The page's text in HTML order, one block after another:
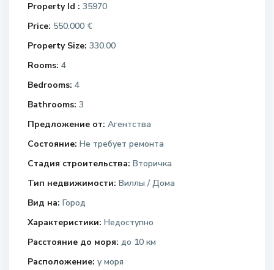
Property Id : 35970
Price: 550.000 €
Property Size: 330.00
Rooms: 4
Bedrooms: 4
Bathrooms: 3
Предложение от: Агентства
Состояние: Не требует ремонта
Стадия строительства: Вторичка
Тип недвижимости: Виллы / Дома
Вид на: Город
Характеристики: Недоступно
Расстояние до моря: до 10 км
Расположение: у моря